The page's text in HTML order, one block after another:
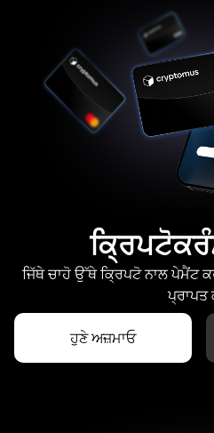
ਜਿੱਥੇ ਚਾਹੋ ਉੱਥੇ ਕ੍ਰਿਪਟੋ ਨਾਲ ਪੇਮੈਂਟ
ਪ੍ਰਾਪਤ
ਹੁਣੇ ਅਜ਼ਮਾਓ